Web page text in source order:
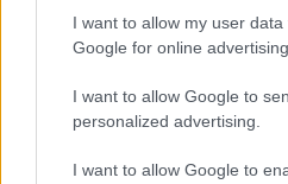
I want to allow my user
Google for online
I want to allow Google to
personalized advertising.
I want to allow Google to
Energiatakarékosság a
korlátozások miatt
fogvatartottak